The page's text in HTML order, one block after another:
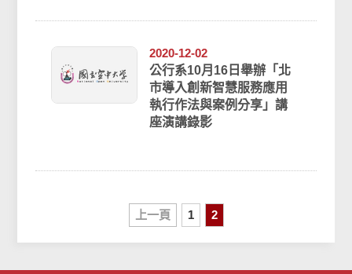
2020-12-02
公行系10月16日舉辦「北
市導入創新智慧服務應用
執行作法與案例分享」講
座演講錄影
上一頁 1 2